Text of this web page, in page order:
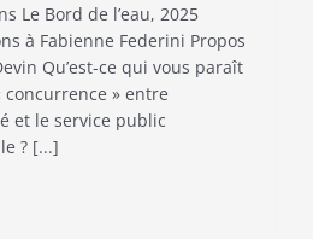
Le Bord de l’eau, 2025
à Fabienne Federini Propos
Qu’est-ce qui vous paraît
» entre
et le service public
? [...]